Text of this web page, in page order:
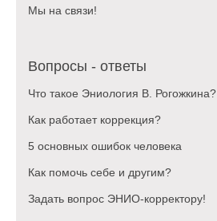
Мы на связи!
Вопросы - ответы
Что такое Эниология В. Рогожкина?
Как работает коррекция?
5 основных ошибок человека
Как помочь себе и другим?
Задать вопрос ЭНИО-корректору!